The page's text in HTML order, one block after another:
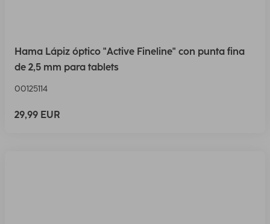
Hama Lápiz óptico "Active Fineline" con punta fina
de 2,5 mm para tablets
00125114
29,99 EUR